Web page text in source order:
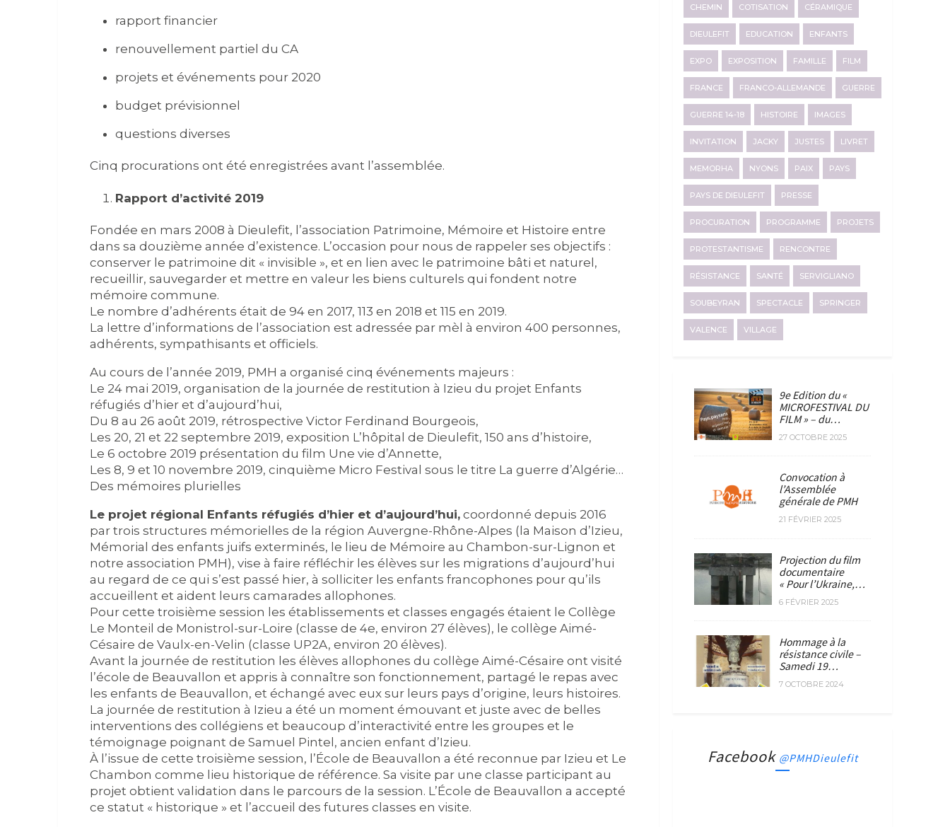
rapport financier
renouvellement partiel du CA
projets et événements pour 2020
budget prévisionnel
questions diverses
Cinq procurations ont été enregistrées avant l’assemblée.
Rapport d’activité 2019
Fondée en mars 2008 à Dieulefit, l’association Patrimoine, Mémoire et Histoire entre
dans sa douzième année d’existence. L’occasion pour nous de rappeler ses objectifs :
conserver le patrimoine dit « invisible », et en lien avec le patrimoine bâti et naturel,
recueillir, sauvegarder et mettre en valeur les biens culturels qui fondent notre
mémoire commune.
Le nombre d’adhérents était de 94 en 2017, 113 en 2018 et 115 en 2019.
La lettre d’informations de l’association est adressée par mèl à environ 400 personnes,
adhérents, sympathisants et officiels.
Au cours de l’année 2019, PMH a organisé cinq événements majeurs :
Le 24 mai 2019, organisation de la journée de restitution à Izieu du projet Enfants
réfugiés d’hier et d’aujourd’hui,
Du 8 au 26 août 2019, rétrospective Victor Ferdinand Bourgeois,
Les 20, 21 et 22 septembre 2019, exposition L’hôpital de Dieulefit, 150 ans d’histoire,
Le 6 octobre 2019 présentation du film Une vie d’Annette,
Les 8, 9 et 10 novembre 2019, cinquième Micro Festival sous le titre La guerre d’Algérie…
Des mémoires plurielles
Le projet régional Enfants réfugiés d’hier et d’aujourd’hui, coordonné depuis 2016
par trois structures mémorielles de la région Auvergne-Rhône-Alpes (la Maison d’Izieu,
Mémorial des enfants juifs exterminés, le lieu de Mémoire au Chambon-sur-Lignon et
notre association PMH), vise à faire réfléchir les élèves sur les migrations d’aujourd’hui
au regard de ce qui s’est passé hier, à solliciter les enfants francophones pour qu’ils
accueillent et aident leurs camarades allophones.
Pour cette troisième session les établissements et classes engagés étaient le Collège
Le Monteil de Monistrol-sur-Loire (classe de 4e, environ 27 élèves), le collège Aimé-
Césaire de Vaulx-en-Velin (classe UP2A, environ 20 élèves).
Avant la journée de restitution les élèves allophones du collège Aimé-Césaire ont visité
l’école de Beauvallon et appris à connaître son fonctionnement, partagé le repas avec
les enfants de Beauvallon, et échangé avec eux sur leurs pays d’origine, leurs histoires.
La journée de restitution à Izieu a été un moment émouvant et juste avec de belles
interventions des collégiens et beaucoup d’interactivité entre les groupes et le
témoignage poignant de Samuel Pintel, ancien enfant d’Izieu.
À l’issue de cette troisième session, l’École de Beauvallon a été reconnue par Izieu et Le
Chambon comme lieu historique de référence. Sa visite par une classe participant au
projet obtient validation dans le parcours de la session. L’École de Beauvallon a accepté
ce statut « historique » et l’accueil des futures classes en visite.
CHEMIN COTISATION CÉRAMIQUE
DIEULEFIT EDUCATION ENFANTS
EXPO EXPOSITION FAMILLE FILM
FRANCE FRANCO-ALLEMANDE GUERRE
GUERRE 14-18 HISTOIRE IMAGES
INVITATION JACKY JUSTES LIVRET
MEMORHA NYONS PAIX PAYS
PAYS DE DIEULEFIT PRESSE
PROCURATION PROGRAMME PROJETS
PROTESTANTISME RENCONTRE
RÉSISTANCE SANTÉ SERVIGLIANO
SOUBEYRAN SPECTACLE SPRINGER
VALENCE VILLAGE
9e Edition du «
MICROFESTIVAL DU
FILM » – du…
27 OCTOBRE 2025
Convocation à
l’Assemblée
générale de PMH
21 FÉVRIER 2025
Projection du film
documentaire
« Pour l’Ukraine,…
6 FÉVRIER 2025
Hommage à la
résistance civile –
Samedi 19…
7 OCTOBRE 2024
Facebook @PMHDieulefit